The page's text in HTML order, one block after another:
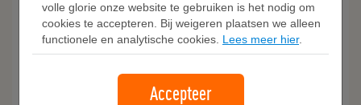
volle glorie onze website te gebruiken is het nodig om
cookies te accepteren. Bij weigeren plaatsen we alleen
functionele en analytische cookies. Lees meer hier.
Accepteer